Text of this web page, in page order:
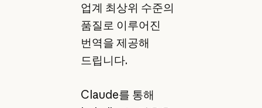
업계 최상위 수준의
품질로 이루어진
번역을 제공해
드립니다.
Claude를 통해